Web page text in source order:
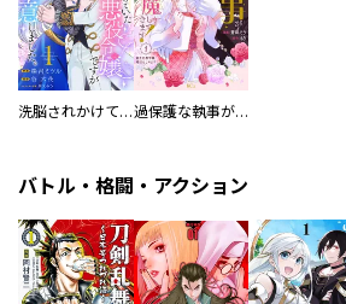
洗脳されかけていた悪役令嬢ですが家出を決意しました。【電子単行本版／特典おまけ付き】 過保護な執事が私の婚活を邪魔してきます！ 分冊版
バトル・格闘・アクション